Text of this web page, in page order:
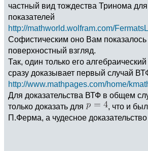
частный вид тождества Тринома
показателей
http://mathworld.wolfram.com/
Софистическим оно Вам
поверхностный взгляд.
Так, один только его
сразу доказывает первый случай
http://www.mathpages.com/home/
Для доказательства ВТФ в общем
только доказать для
, что и
П.Ферма, а чудесное